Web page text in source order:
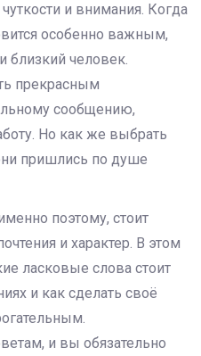
и внимания. Когда
особенно важным,
близкий человек.
прекрасным
сообщению,
Но как же выбрать
пришлись по душе
поэтому, стоит
и характер. В этом
ласковые слова стоит
и как сделать своё
и вы обязательно